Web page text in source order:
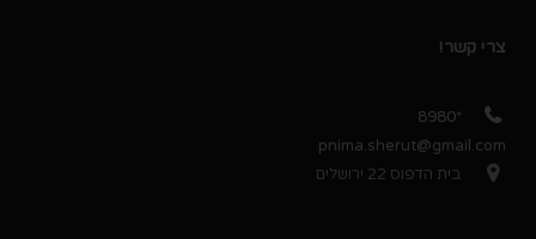
צרי קשר!
*8980
pnima.sherut@gmail.com
בית הדפוס 22 ירושלים